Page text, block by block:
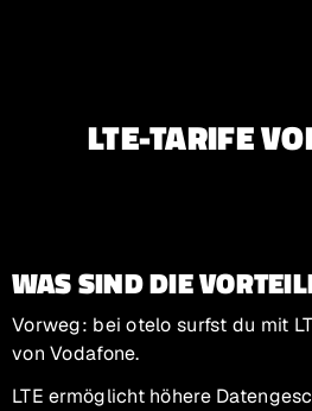
LTE-TARIFE
WAS SIND DIE
Vorweg: bei otelo surfst du mit
von Vodafone.
LTE ermöglicht höhere